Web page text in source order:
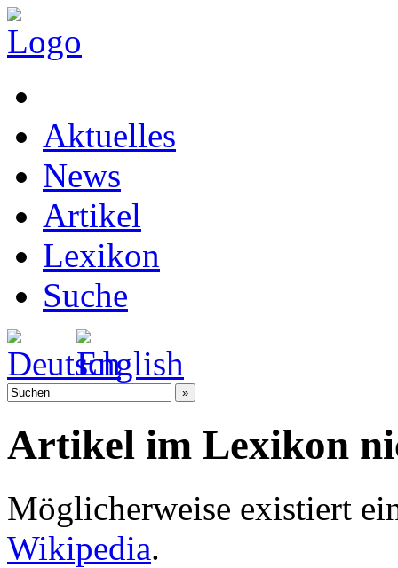
Aktuelles
News
Artikel
Lexikon
Suche
Artikel im Lexikon
Möglicherweise existiert
Wikipedia.